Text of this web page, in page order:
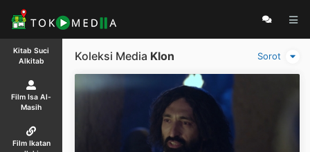
Kitab Suci
Alkitab
Film Isa Al-
Masih
Film Ikatan
Sorot
Koleksi Media Klon